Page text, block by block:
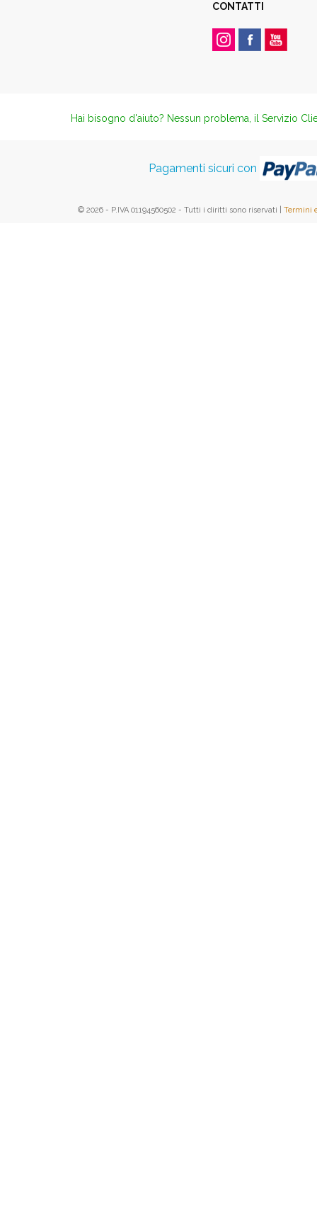
CONTATTI
Hai bisogno d'aiuto? Nessun problema, il Servizio
Pagamenti sicuri con
© 2026 - P.IVA 01194560502 - Tutti i diritti sono riservati | Termini